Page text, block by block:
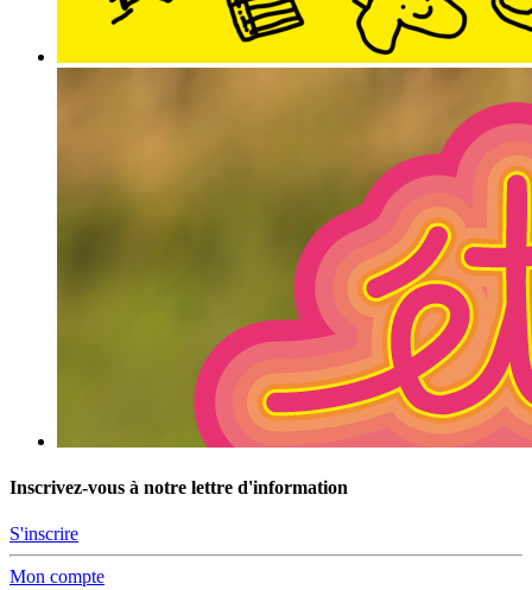
Inscrivez-vous à notre lettre d'information
S'inscrire
Mon compte